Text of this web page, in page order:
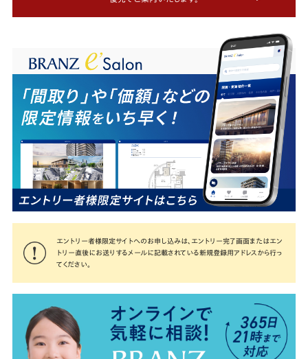
エントリー者様限定サイトへのお申し込みは、エントリー完了画面またはエン
トリー直後にお送りするメールに記載されている新規登録用アドレスから行っ
てください。